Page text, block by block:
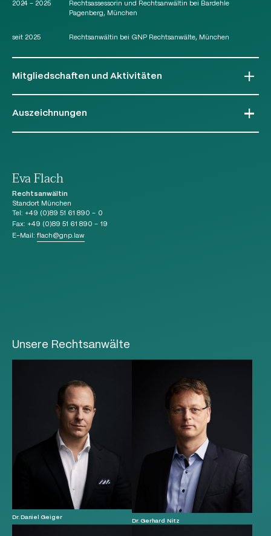
2024 – 2025
Rechtsassessorin und Rechtsanwältin bei Bardehle
Pagenberg, München
seit 2025 Rechtsanwältin bei GNP Rechtsanwälte, München
Mitgliedschaften und Aktivitäten
Arbeitsgruppe Junges Medizinrecht der Arbeitsgemeinschaft Medizinrecht
Auszeichnungen
Eva Flach
Rechtsanwältin
Standort München
Tel:+49 (0)89 51 61 890 – 0
Fax:+49 (0)89 51 61 890 – 19
E-Mail:flach @gnp.law
Unsere Rechtsanwälte
Dr. Daniel Geiger
Dr. Gerhard Nitz